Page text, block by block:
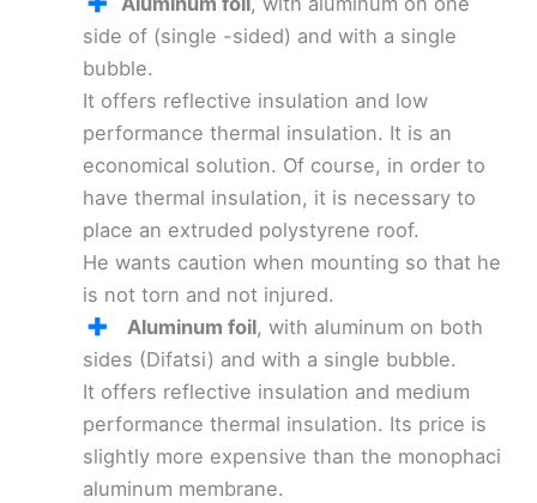
side of (single -sided) and with a single
bubble.
It offers reflective insulation and low
performance thermal insulation. It is an
economical solution. Of course, in order to
have thermal insulation, it is necessary to
place an extruded polystyrene roof.
He wants caution when mounting so that he
is not torn and not injured.
Aluminum foil, with aluminum on both
sides (Difatsi) and with a single bubble.
It offers reflective insulation and medium
performance thermal insulation. Its price is
slightly more expensive than the monophaci
aluminum membrane.